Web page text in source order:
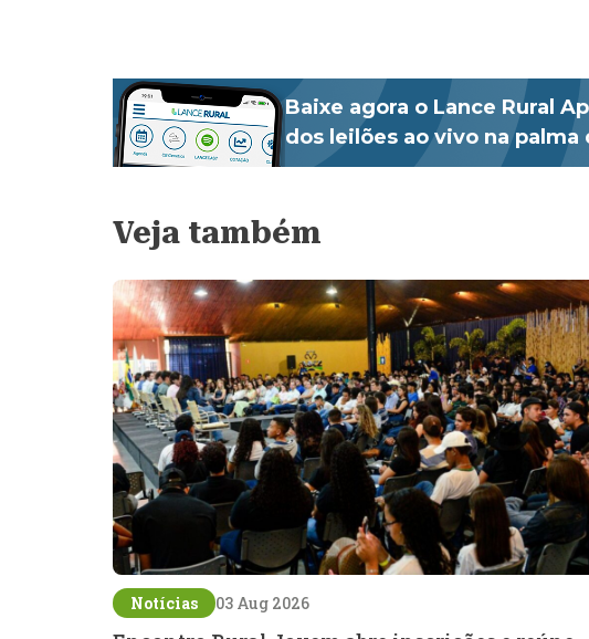
Baixe agora o Lance Rural
dos leilões ao vivo na palma
Veja também
Notícias 03 Aug 2026